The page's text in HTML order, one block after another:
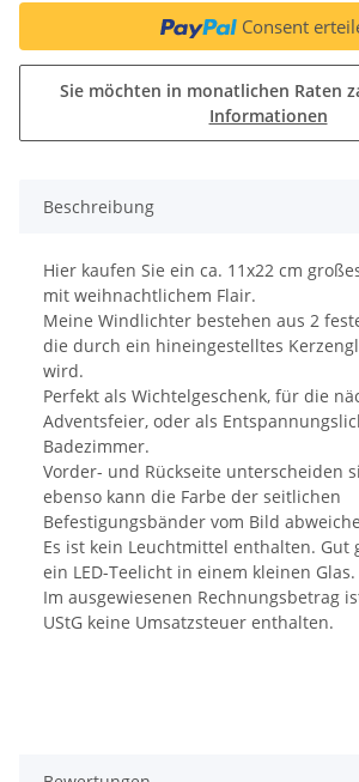
Consent
Sie möchten in monatlichen Raten
Informationen
Beschreibung
Hier kaufen Sie ein ca. 11x22 cm
mit weihnachtlichem Flair.
Meine Windlichter bestehen aus 2
die durch ein hineingestelltes
wird.
Perfekt als Wichtelgeschenk, für die
Adventsfeier, oder als
Badezimmer.
Vorder- und Rückseite unterscheiden
ebenso kann die Farbe der seitlichen
Befestigungsbänder vom Bild
Es ist kein Leuchtmittel enthalten. Gut
ein LED-Teelicht in einem kleinen Glas.
Im ausgewiesenen Rechnungsbetrag
UStG keine Umsatzsteuer enthalten.